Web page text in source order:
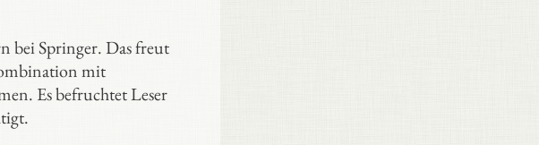
bei Springer. Das freut
mit
Es befruchtet Leser